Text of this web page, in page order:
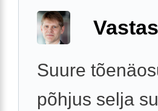
Suure
põhjus selja